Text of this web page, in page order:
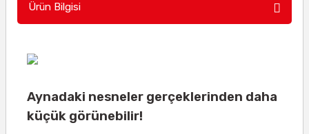
Ürün Bilgisi
Aynadaki nesneler gerçeklerinden daha
küçük görünebilir!